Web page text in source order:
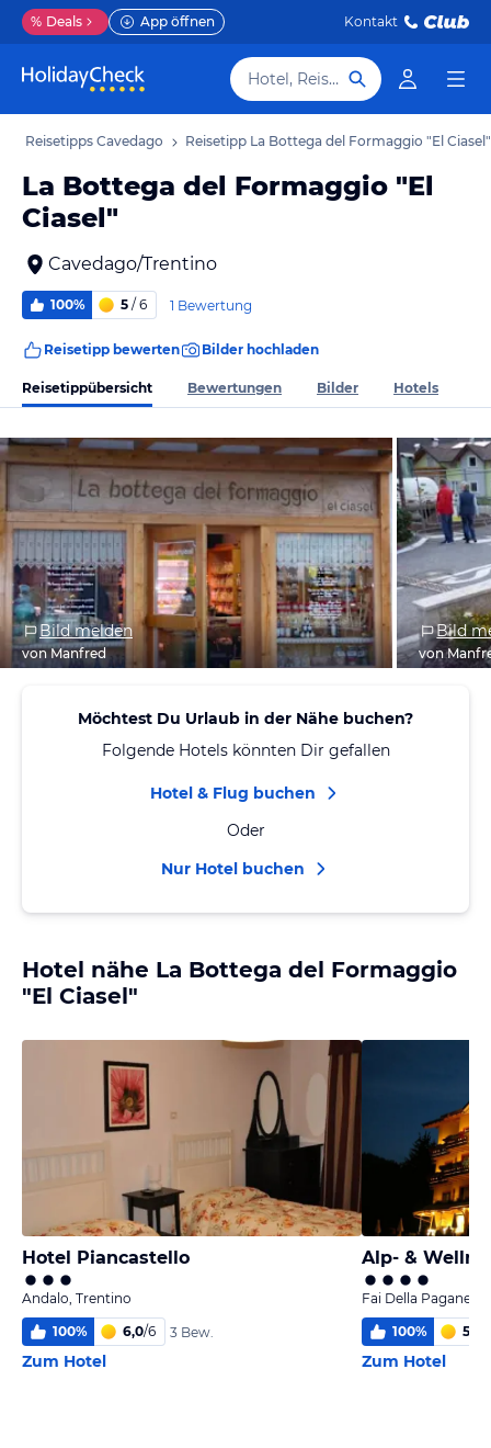
% Deals App öffnen Kontakt
Hotel, Reiseziel
Reisetipps Cavedago Reisetipp La Bottega del Formaggio "El Ciasel"
La Bottega del Formaggio "El
Ciasel"
Cavedago/Trentino
100% 5 / 6 1 Bewertung
Reisetipp bewerten Bilder hochladen
Reisetippübersicht Bewertungen Bilder Hotels
Bild melden
von Manfred
Bild
von
Möchtest Du Urlaub in der Nähe buchen?
Folgende Hotels könnten Dir gefallen
Hotel & Flug buchen
Oder
Nur Hotel buchen
Hotel nähe La Bottega del Formaggio
"El Ciasel"
Hotel Piancastello
Andalo, Trentino
100% 6,0/6 3 Bew.
Zum Hotel
Fai Della
100% 5,6
Zum Hotel